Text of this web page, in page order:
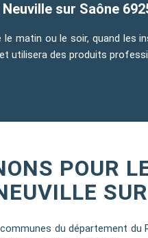
sur Saône
le matin ou le soir, quand
utilisera des produits
POUR
du département